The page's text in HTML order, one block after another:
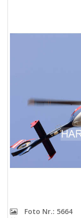
Foto Nr.: 5664